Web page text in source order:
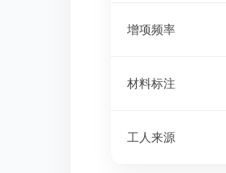
增项频率
材料标注
工人来源